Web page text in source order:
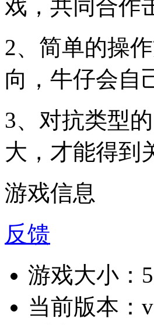
戏，共同合作
2、简单的操
向，牛仔会自
3、对抗类型
大，才能得到
游戏信息
反馈
游戏大小：
当前版本：